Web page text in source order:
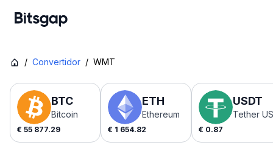
/ Convertidor / WMT
BTC
Bitcoin
€ 55 877.29
ETH
Ethereum
€ 1 654.82
USDT
Tether
€ 0.87